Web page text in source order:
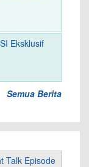
Eksklusif
Semua Berita
Talk Episode